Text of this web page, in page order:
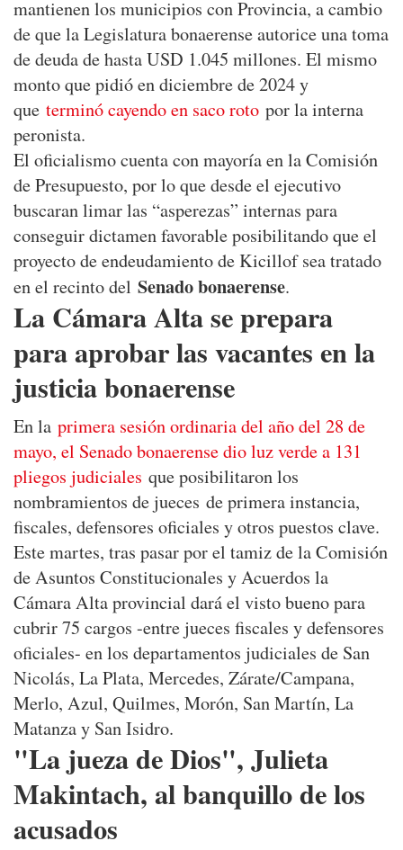
mantienen los municipios con Provincia, a cambio
de que la Legislatura bonaerense autorice una toma
de deuda de hasta USD 1.045 millones. El mismo
monto que pidió en diciembre de 2024 y
que terminó cayendo en saco roto por la interna
peronista.
El oficialismo cuenta con mayoría en la Comisión
de Presupuesto, por lo que desde el ejecutivo
buscaran limar las “asperezas” internas para
conseguir dictamen favorable posibilitando que el
proyecto de endeudamiento de Kicillof sea tratado
en el recinto del Senado bonaerense.
La Cámara Alta se prepara
para aprobar las vacantes en la
justicia bonaerense
En la primera sesión ordinaria del año del 28 de
mayo, el Senado bonaerense dio luz verde a 131
pliegos judiciales que posibilitaron los
nombramientos de jueces de primera instancia,
fiscales, defensores oficiales y otros puestos clave.
Este martes, tras pasar por el tamiz de la Comisión
de Asuntos Constitucionales y Acuerdos la
Cámara Alta provincial dará el visto bueno para
cubrir 75 cargos -entre jueces fiscales y defensores
oficiales- en los departamentos judiciales de San
Nicolás, La Plata, Mercedes, Zárate/Campana,
Merlo, Azul, Quilmes, Morón, San Martín, La
Matanza y San Isidro.
"La jueza de Dios", Julieta
Makintach, al banquillo de los
acusados